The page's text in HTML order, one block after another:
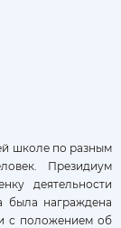
школе по разным
Президиум
деятельности
была награждена
с положением об